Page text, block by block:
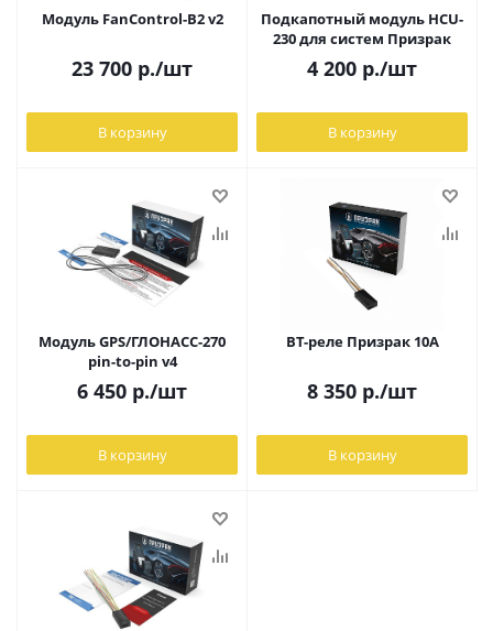
Модуль FanControl-B2 v2
23 700 р./шт
В корзину
Подкапотный модуль HCU-
230 для систем Призрак
4 200 р./шт
В корзину
Модуль GPS/ГЛОНАСС-270
pin-to-pin v4
6 450 р./шт
В корзину
BT-реле Призрак 10А
8 350 р./шт
В корзину